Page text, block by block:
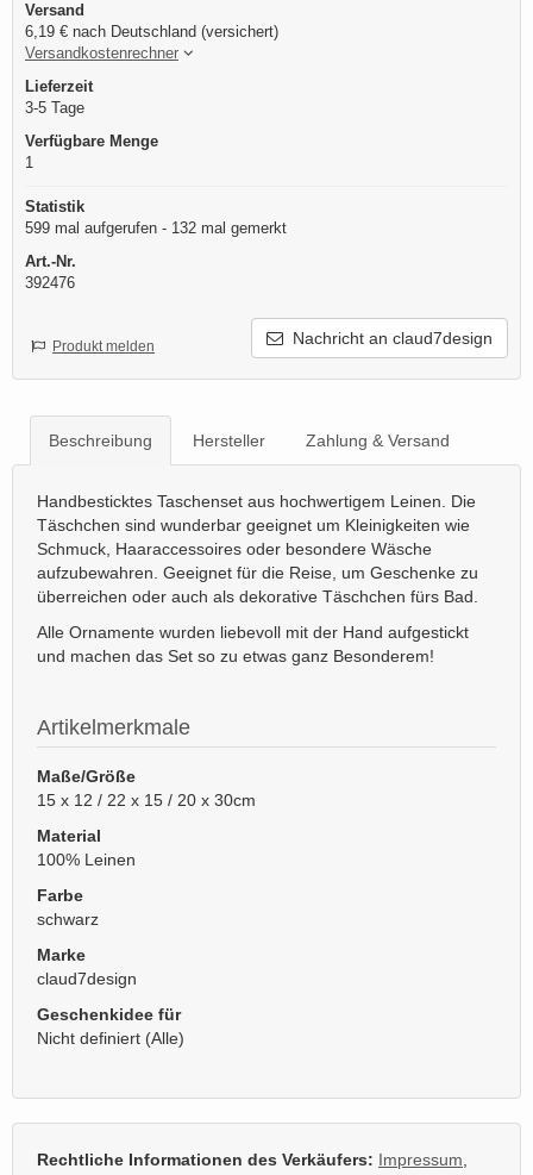
Versand
6,19 € nach Deutschland (versichert)
Versandkostenrechner
Lieferzeit
3-5 Tage
Verfügbare Menge
1
Statistik
599 mal aufgerufen - 132 mal gemerkt
Art.-Nr.
392476
Nachricht an claud7design
Produkt melden
Beschreibung Hersteller Zahlung & Versand
Handbesticktes Taschenset aus hochwertigem Leinen. Die
Täschchen sind wunderbar geeignet um Kleinigkeiten wie
Schmuck, Haaraccessoires oder besondere Wäsche
aufzubewahren. Geeignet für die Reise, um Geschenke zu
überreichen oder auch als dekorative Täschchen fürs Bad.
Alle Ornamente wurden liebevoll mit der Hand aufgestickt
und machen das Set so zu etwas ganz Besonderem!
Artikelmerkmale
Maße/Größe
15 x 12 / 22 x 15 / 20 x 30cm
Material
100% Leinen
Farbe
schwarz
Marke
claud7design
Geschenkidee für
Nicht definiert (Alle)
Rechtliche Informationen des Verkäufers: Impressum